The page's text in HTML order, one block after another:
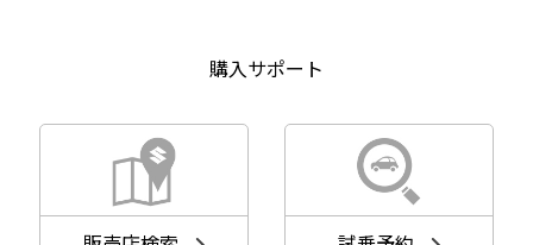
購入サポート